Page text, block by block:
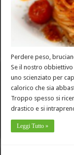
Perdere peso,
Se il nostro
uno scienziato per
calorico che sia
Troppo spesso si
drastico e si
Leggi Tutto »